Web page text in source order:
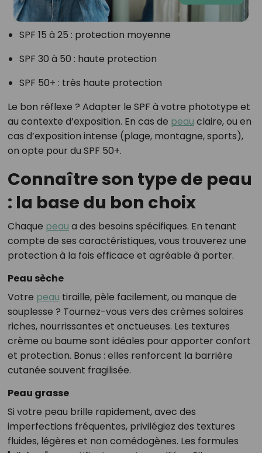
SPF 15 à 25 : protection moyenne
SPF 30 à 50 : haute protection
SPF 50+ : très haute protection
Le bon réflexe ? Adapter le SPF à votre phototype et
au contexte d’exposition. En cas de peau claire, ou en
cas d’exposition intense (plage, montagne, sports),
on opte pour du SPF 50+.
Connaître son type de peau
: la base du bon choix
Chaque peau a des besoins spécifiques. En tenant
compte de ses caractéristiques, vous trouverez une
protection à la fois efficace et agréable à porter.
Peau sèche
Votre peau tiraille, pèle facilement, ou manque de
souplesse ? Tournez-vous vers des crèmes solaires
riches, nourrissantes et onctueuses. Les textures
crème ou baume sont idéales pour apporter confort
et protection. Bonus : elles renforcent la barrière
cutanée souvent fragilisée.
Peau grasse
Si votre peau brille rapidement, avec des
imperfections fréquentes, privilégiez des textures
fluides, légères et non comédogènes. Les formules